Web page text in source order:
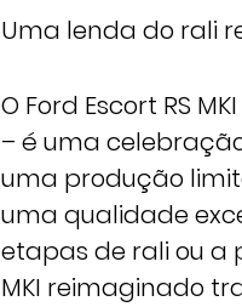
Uma lenda do rali
O Ford Escort RS
– é uma
uma produção
uma qualidade
etapas de rali ou a
MKI reimaginado